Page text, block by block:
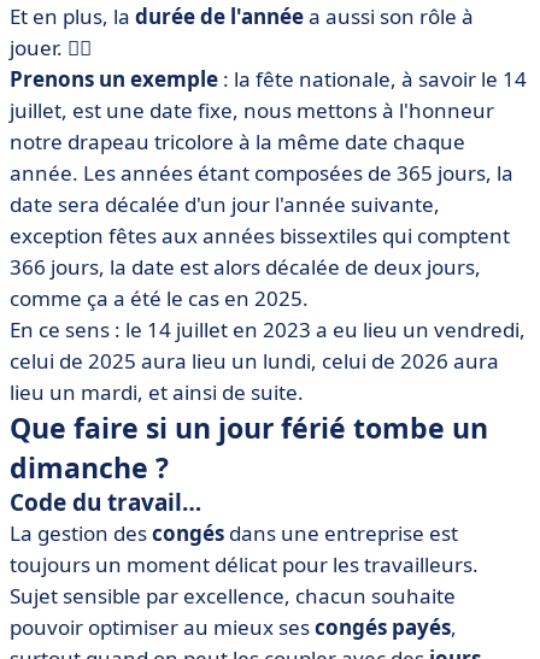
Et en plus, la durée de l'annéea aussi son rôle à
jouer. 😮‍💨
Prenons un exemple : la fête nationale, à savoir le 14
juillet, est une date fixe, nous mettons à l'honneur
notre drapeau tricolore à la même date chaque
année. Les années étant composées de 365 jours, la
date sera décalée d'un jour l'année suivante,
exception fêtes aux années bissextiles qui comptent
366 jours, la date est alors décalée de deux jours,
comme ça a été le cas en 2025.
En ce sens : le 14 juillet en 2023 a eu lieu un vendredi,
celui de 2025 aura lieu un lundi, celui de 2026 aura
lieu un mardi, et ainsi de suite.
Que faire si un jour férié tombe un
dimanche ?
Code du travail…
La gestion descongés dans une entreprise est
toujours un moment délicat pour les travailleurs.
Sujet sensible par excellence, chacun souhaite
pouvoir optimiser au mieux sescongés payés,